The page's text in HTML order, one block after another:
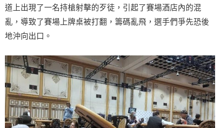
道上出現了一名持槍射擊的歹徒，引起了賽場酒店內的混
亂，導致了賽場上牌桌被打翻，籌碼亂飛，選手們爭先恐後
地沖向出口。